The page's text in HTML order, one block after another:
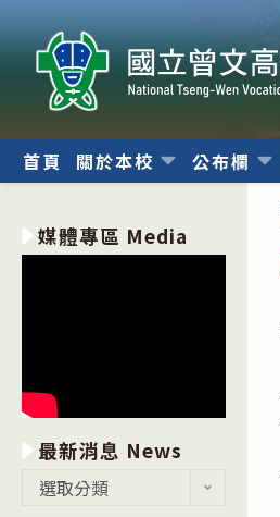
轉
內
首頁 關於本校 公布欄
媒體專區 Media
最新消息 News
選取分類